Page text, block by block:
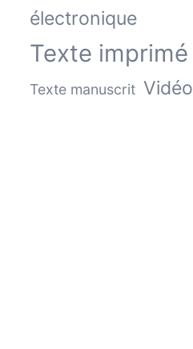
électronique
Texte imprimé
Texte manuscrit Vidéo